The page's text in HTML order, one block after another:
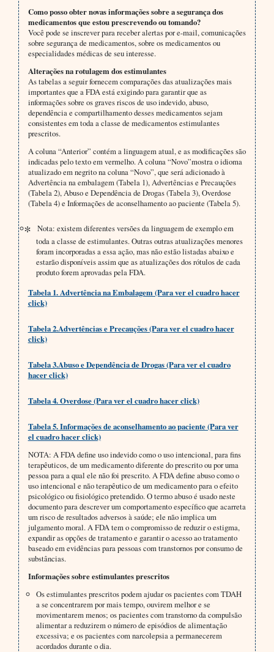
Como posso obter novas informações sobre a segurança dos
medicamentos que estou prescrevendo ou tomando?
Você pode se inscrever para receber alertas por e-mail, comunicações
sobre segurança de medicamentos, sobre os medicamentos ou
especialidades médicas de seu interesse.
Alterações na rotulagem dos estimulantes
As tabelas a seguir fornecem comparações das atualizações mais
importantes que a FDA está exigindo para garantir que as
informações sobre os graves riscos de uso indevido, abuso,
dependência e compartilhamento desses medicamentos sejam
consistentes em toda a classe de medicamentos estimulantes
prescritos.
A coluna “Anterior” contém a linguagem atual, e as modificações são
indicadas pelo texto em vermelho. A coluna “Novo”mostra o idioma
atualizado em negrito na coluna “Novo”, que será adicionado à
Advertência na embalagem (Tabela 1), Advertências e Precauções
(Tabela 2), Abuso e Dependência de Drogas (Tabela 3), Overdose
(Tabela 4) e Informações de aconselhamento ao paciente (Tabela 5).
Nota: existem diferentes versões da linguagem de exemplo em
toda a classe de estimulantes. Outras outras atualizações menores
foram incorporadas a essa ação, mas não estão listadas abaixo e
estarão disponíveis assim que as atualizações dos rótulos de cada
produto forem aprovadas pela FDA.
Tabela 1. Advertência na Embalagem (Para ver el cuadro hacer
click)
Tabela 2.Advertências e Precauções (Para ver el cuadro hacer
click)
Tabela 3.Abuso e Dependência de Drogas (Para ver el cuadro
hacer click)
Tabela 4. Overdose (Para ver el cuadro hacer click)
Tabela 5. Informações de aconselhamento ao paciente (Para ver
el cuadro hacer click)
NOTA: A FDA define uso indevido como o uso intencional, para fins
terapêuticos, de um medicamento diferente do prescrito ou por uma
pessoa para a qual ele não foi prescrito. A FDA define abuso como o
uso intencional e não terapêutico de um medicamento para o efeito
psicológico ou fisiológico pretendido. O termo abuso é usado neste
documento para descrever um comportamento específico que acarreta
um risco de resultados adversos à saúde; ele não implica um
julgamento moral. A FDA tem o compromisso de reduzir o estigma,
expandir as opções de tratamento e garantir o acesso ao tratamento
baseado em evidências para pessoas com transtornos por consumo de
substâncias.
Informações sobre estimulantes prescritos
Os estimulantes prescritos podem ajudar os pacientes com TDAH
a se concentrarem por mais tempo, ouvirem melhor e se
movimentarem menos; os pacientes com transtorno da compulsão
alimentar a reduzirem o número de episódios de alimentação
excessiva; e os pacientes com narcolepsia a permanecerem
acordados durante o dia.